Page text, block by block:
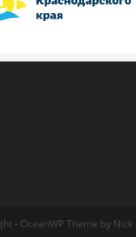
- OceanWP Theme by Nick